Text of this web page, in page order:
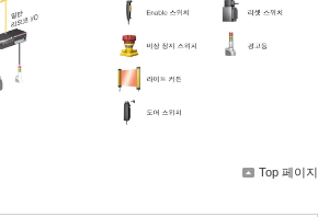
Top 페이지